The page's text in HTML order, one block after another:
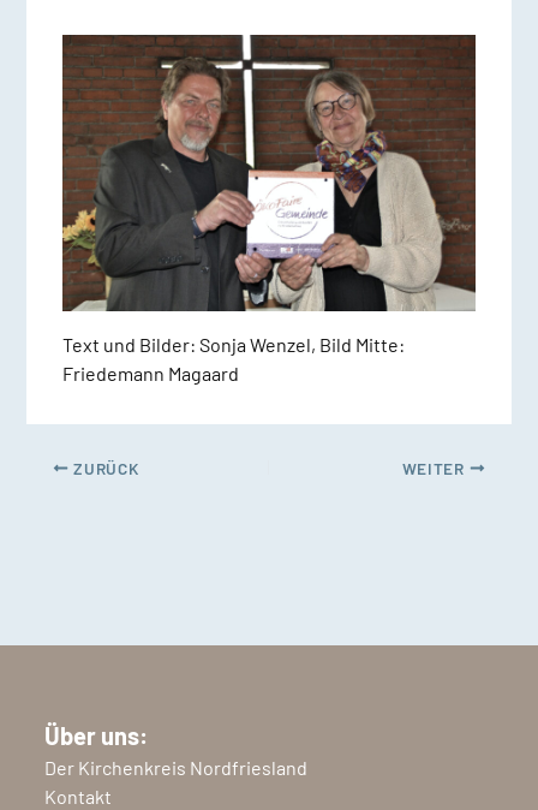
Text und Bilder: Sonja Wenzel, Bild Mitte:
Friedemann Magaard
ZURÜCK WEITER
Über uns:
Der Kirchenkreis Nordfriesland
Kontakt